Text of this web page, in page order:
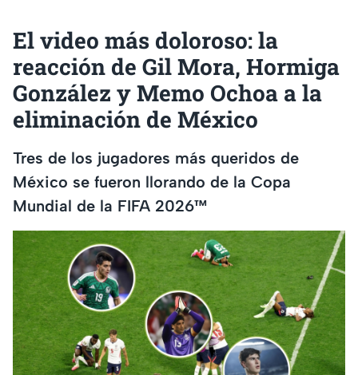
El video más doloroso: la
reacción de Gil Mora, Hormiga
González y Memo Ochoa a la
eliminación de México
Tres de los jugadores más queridos de
México se fueron llorando de la Copa
Mundial de la FIFA 2026™